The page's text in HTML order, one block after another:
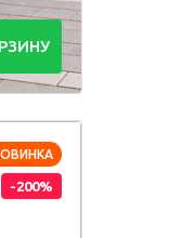
-200%